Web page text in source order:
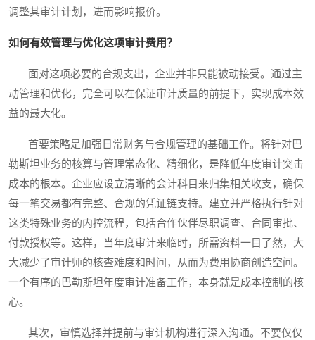
调整其审计计划，进而影响报价。
如何有效管理与优化这项审计费用？
面对这项必要的合规支出，企业并非只能被动接受。通过主
动管理和优化，完全可以在保证审计质量的前提下，实现成本效
益的最大化。
首要策略是加强日常财务与合规管理的基础工作。将针对巴
勒斯坦业务的核算与管理常态化、精细化，是降低年度审计突击
成本的根本。企业应设立清晰的会计科目来归集相关收支，确保
每一笔交易都有完整、合规的凭证链支持。建立并严格执行针对
这类特殊业务的内控流程，包括合作伙伴尽职调查、合同审批、
付款授权等。这样，当年度审计来临时，所需资料一目了然，大
大减少了审计师的核查难度和时间，从而为费用协商创造空间。
一个有序的巴勒斯坦年度审计准备工作，本身就是成本控制的核
心。
其次，审慎选择并提前与审计机构进行深入沟通。不要仅仅